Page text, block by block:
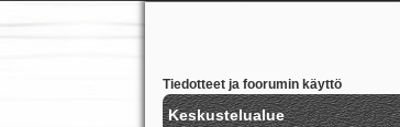
Tiedotteet ja foorumin käyttö
Keskustelualue